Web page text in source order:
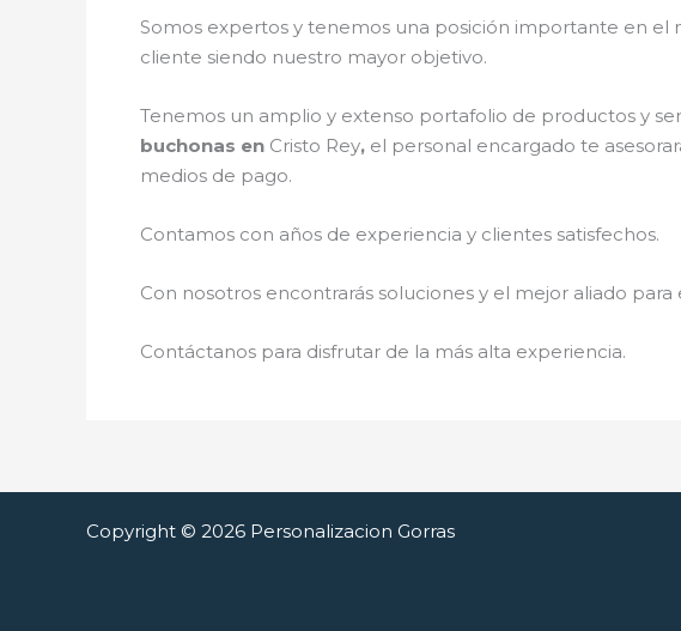
Somos expertos y tenemos una posición importante en el
cliente siendo nuestro mayor objetivo.
Tenemos un amplio y extenso portafolio de productos y
buchonas en Cristo Rey, el personal encargado te
medios de pago.
Contamos con años de experiencia y clientes satisfechos.
Con nosotros encontrarás soluciones y el mejor aliado para
Contáctanos para disfrutar de la más alta experiencia.
Copyright © 2026 Personalizacion Gorras